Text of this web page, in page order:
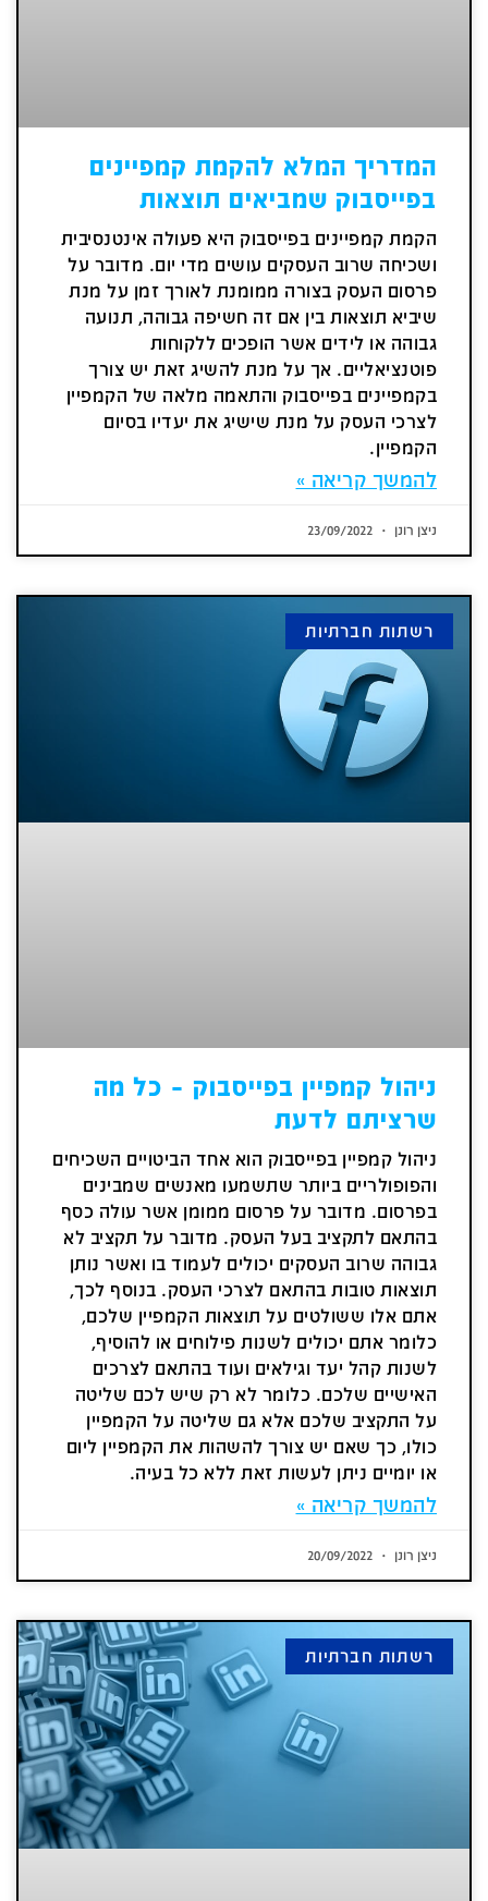
המדריך המלא להקמת קמפיינים
בפייסבוק שמביאים תוצאות
הקמת קמפיינים בפייסבוק היא פעולה אינטנסיבית
ושכיחה שרוב העסקים עושים מדי יום. מדובר על
פרסום העסק בצורה ממומנת לאורך זמן על מנת
שיביא תוצאות בין אם זה חשיפה גבוהה, תנועה
גבוהה או לידים אשר הופכים ללקוחות
פוטנציאליים. אך על מנת להשיג זאת יש צורך
בקמפיינים בפייסבוק והתאמה מלאה של הקמפיין
לצרכי העסק על מנת שישיג את יעדיו בסיום
הקמפיין.
להמשך קריאה »
ניצן רונן
רשתות חברתיות
ניהול קמפיין בפייסבוק – כל מה
שרציתם לדעת
ניהול קמפיין בפייסבוק הוא אחד הביטויים השכיחים
והפופולריים ביותר שתשמעו מאנשים שמבינים
בפרסום. מדובר על פרסום ממומן אשר עולה כסף
בהתאם לתקציב בעל העסק. מדובר על תקציב לא
גבוהה שרוב העסקים יכולים לעמוד בו ואשר נותן
תוצאות טובות בהתאם לצרכי העסק. בנוסף לכך,
אתם אלו ששולטים על תוצאות הקמפיין שלכם,
כלומר אתם יכולים לשנות פילוחים או להוסיף,
לשנות קהל יעד וגילאים ועוד בהתאם לצרכים
האישיים שלכם. כלומר לא רק שיש לכם שליטה
על התקציב שלכם אלא גם שליטה על הקמפיין
כולו, כך שאם יש צורך להשהות את הקמפיין ליום
או יומיים ניתן לעשות זאת ללא כל בעיה.
להמשך קריאה »
ניצן רונן
רשתות חברתיות